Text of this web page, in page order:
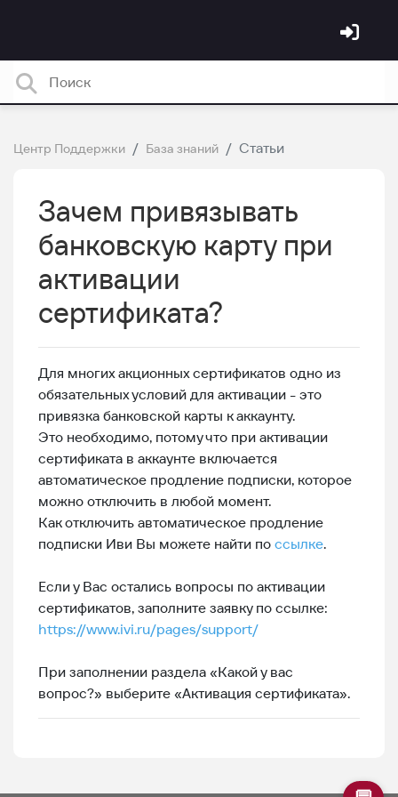
Центр Поддержки База знаний Статьи
Зачем привязывать
банковскую карту при
активации
сертификата?
Для многих акционных сертификатов одно из
обязательных условий для активации - это
привязка банковской карты к аккаунту.
Это необходимо, потому что при активации
сертификата в аккаунте включается
автоматическое продление подписки, которое
можно отключить в любой момент.
Как отключить автоматическое продление
подписки Иви Вы можете найти по ссылке.
Если у Вас остались вопросы по активации
сертификатов, заполните заявку по ссылке:
https://www.ivi.ru/pages/support/
При заполнении раздела «Какой у вас
вопрос?» выберите «Активация сертификата».